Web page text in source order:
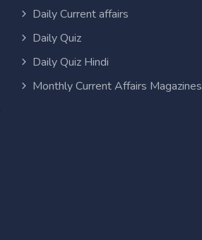
Daily Current affairs
Daily Quiz
Daily Quiz Hindi
Monthly Current Affairs Magazines